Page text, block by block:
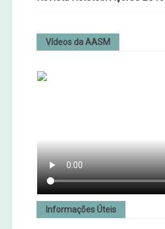
Vídeos da AASM
Informações Úteis